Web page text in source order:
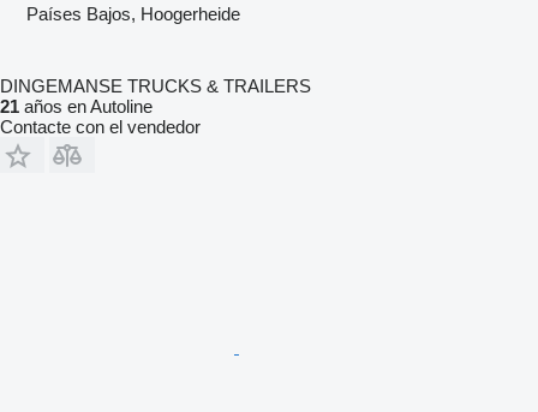
Países Bajos, Hoogerheide
DINGEMANSE TRUCKS & TRAILERS
21 años en Autoline
Contacte con el vendedor